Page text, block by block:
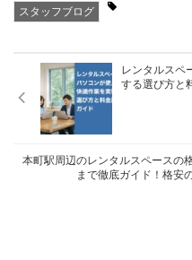
スタッフブログ
レンタルスペ
する選び方と
本町駅周辺のレンタルスペースの
まで徹底ガイド！格安